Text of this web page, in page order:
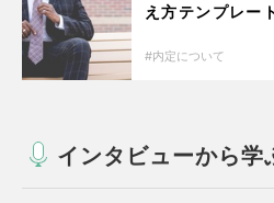
え方テンプレー
内定について
インタビューから学